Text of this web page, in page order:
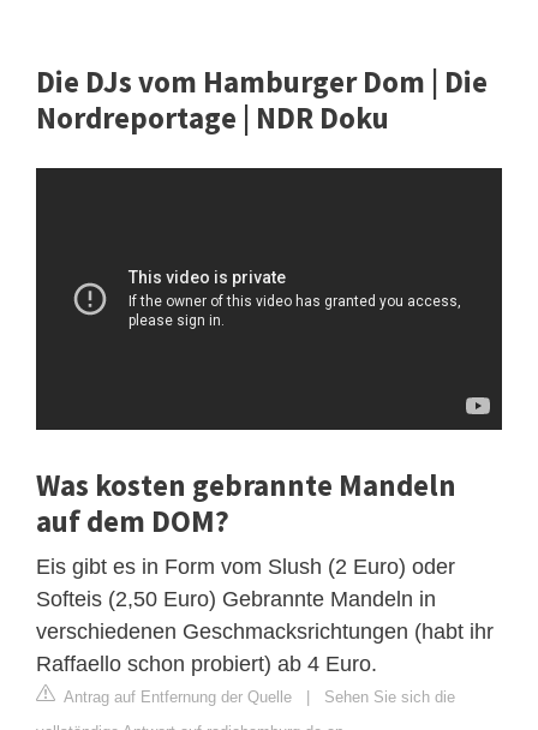
Die DJs vom Hamburger Dom | Die
Nordreportage | NDR Doku
Was kosten gebrannte Mandeln
auf dem DOM?
Eis gibt es in Form vom Slush (2 Euro) oder
Softeis (2,50 Euro) Gebrannte Mandeln in
verschiedenen Geschmacksrichtungen (habt ihr
Raffaello schon probiert) ab 4 Euro.
Antrag auf Entfernung der Quelle | Sehen Sie sich die